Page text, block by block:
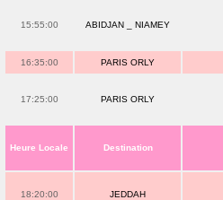
15:55:00 ABIDJAN _ NIAMEY
16:35:00 PARIS ORLY
17:25:00 PARIS ORLY
Heure Locale Destination
18:20:00 JEDDAH